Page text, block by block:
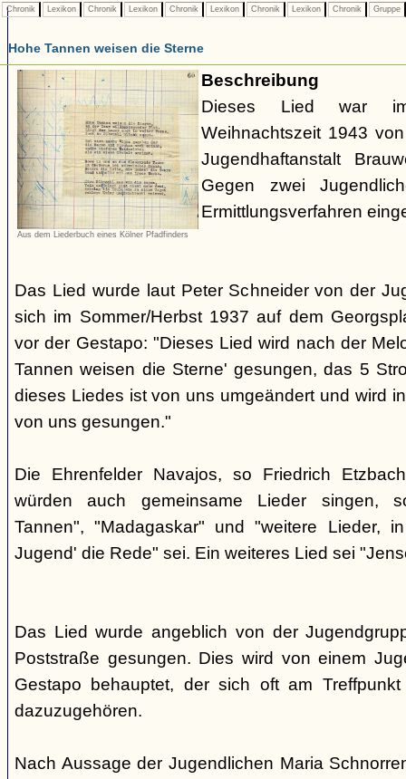
Chronik Lexikon Chronik Lexikon Chronik Lexikon Chronik Lexikon Chronik Gruppe
Hohe Tannen weisen die Sterne
Aus dem Liederbuch eines Kölner Pfadfinders
Beschreibung
Dieses Lied war
Weihnachtszeit 1943
Jugendhaftanstalt
Gegen zwei
Ermittlungsverfahren
Das Lied wurde laut Peter Schneider von der
sich im Sommer/Herbst 1937 auf dem
vor der Gestapo: "Dieses Lied wird nach der
Tannen weisen die Sterne' gesungen, das 5
dieses Liedes ist von uns umgeändert und wird
von uns gesungen."
Die Ehrenfelder Navajos, so Friedrich
würden auch gemeinsame Lieder singen,
Tannen", "Madagaskar" und "weitere Lieder,
Jugend' die Rede" sei. Ein weiteres Lied sei
Das Lied wurde angeblich von der
Poststraße gesungen. Dies wird von einem
Gestapo behauptet, der sich oft am
dazuzugehören.
Nach Aussage der Jugendlichen Maria